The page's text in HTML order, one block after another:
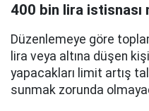
400 bin lira istisnası
Düzenlemeye göre
lira veya altına düşen
yapacakları limit artış
sunmak zorunda